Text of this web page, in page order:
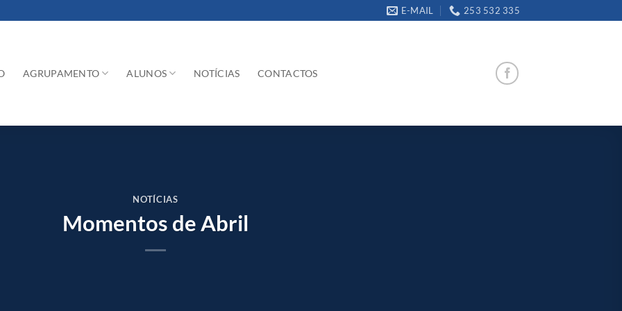
E-MAIL 253 532 335
AGRUPAMENTO ALUNOS NOTÍCIAS CONTACTOS
NOTÍCIAS
Momentos de Abril